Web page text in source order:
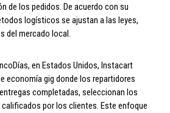
de los pedidos. De acuerdo con su
logísticos se ajustan a las leyes,
del mercado local.
en Estados Unidos, Instacart
economía gig donde los repartidores
completadas, seleccionan los
por los clientes. Este enfoque